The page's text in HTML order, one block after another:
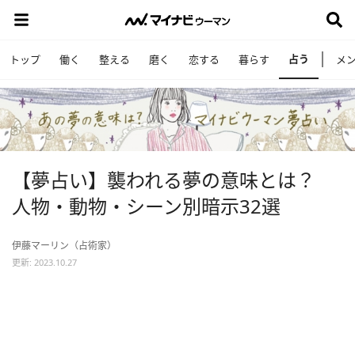
トップ 働く 整える 磨く 恋する 暮らす 占う メ
【夢占い】襲われる夢の意味とは？
人物・動物・シーン別暗示32選
伊藤マーリン（占術家）
更新: 2023.10.27